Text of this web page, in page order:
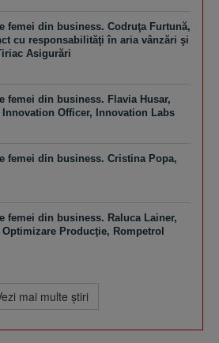
femei din business. Codruţa Furtună,
cu responsabilităţi în aria vânzări şi
Asigurări
femei din business. Flavia Husar,
Officer, Innovation Labs
femei din business. Cristina Popa,
femei din business. Raluca Lainer,
Producţie, Rompetrol
mai multe ştiri